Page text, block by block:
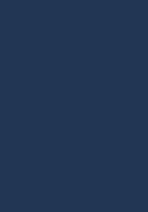
externe s'ouvrira